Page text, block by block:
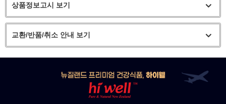
상품정보고시 보기
교환/반품/취소 안내 보기